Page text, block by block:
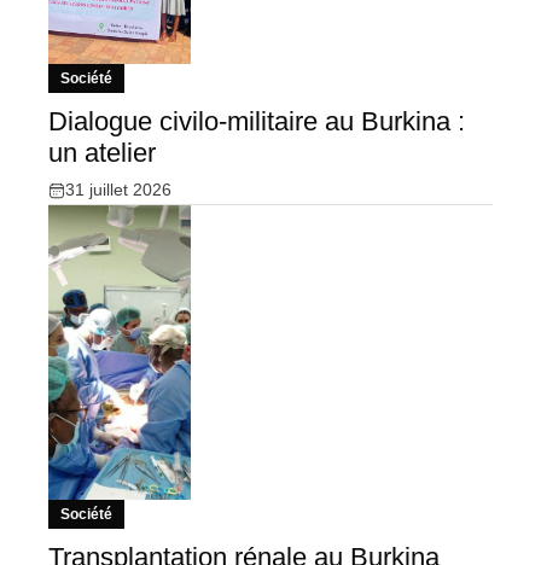
Société
Dialogue civilo-militaire au Burkina :
un atelier
31 juillet 2026
Société
Transplantation rénale au Burkina